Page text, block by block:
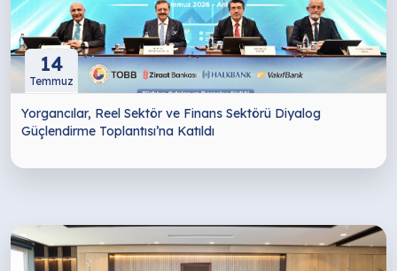
14
Temmuz
Yorgancılar, Reel Sektör ve Finans Sektörü Diyalog
Güçlendirme Toplantısı’na Katıldı